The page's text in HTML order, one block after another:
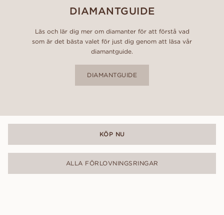
DIAMANTGUIDE
Läs och lär dig mer om diamanter för att förstå vad
som är det bästa valet för just dig genom att läsa vår
diamantguide.
DIAMANTGUIDE
KÖP NU
ALLA FÖRLOVNINGSRINGAR